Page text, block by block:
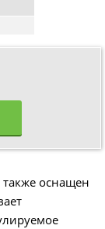
также оснащен